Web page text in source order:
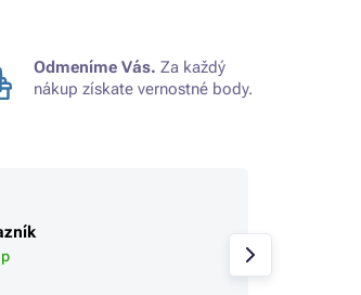
Odmeníme Vás. Za každý
nákup získate vernostné body.